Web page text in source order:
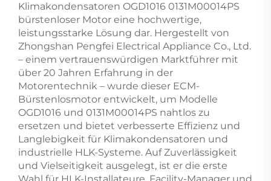
Klimakondensatoren OGD1016 0131M00014PS
bürstenloser Motor eine hochwertige,
leistungsstarke Lösung dar. Hergestellt von
Zhongshan Pengfei Electrical Appliance Co., Ltd.
– einem vertrauenswürdigen Marktführer mit
über 20 Jahren Erfahrung in der
Motorentechnik – wurde dieser ECM-
Bürstenlosmotor entwickelt, um Modelle
OGD1016 und 0131M00014PS nahtlos zu
ersetzen und bietet verbesserte Effizienz und
Langlebigkeit für Klimakondensatoren und
industrielle HLK-Systeme. Auf Zuverlässigkeit
und Vielseitigkeit ausgelegt, ist er die erste